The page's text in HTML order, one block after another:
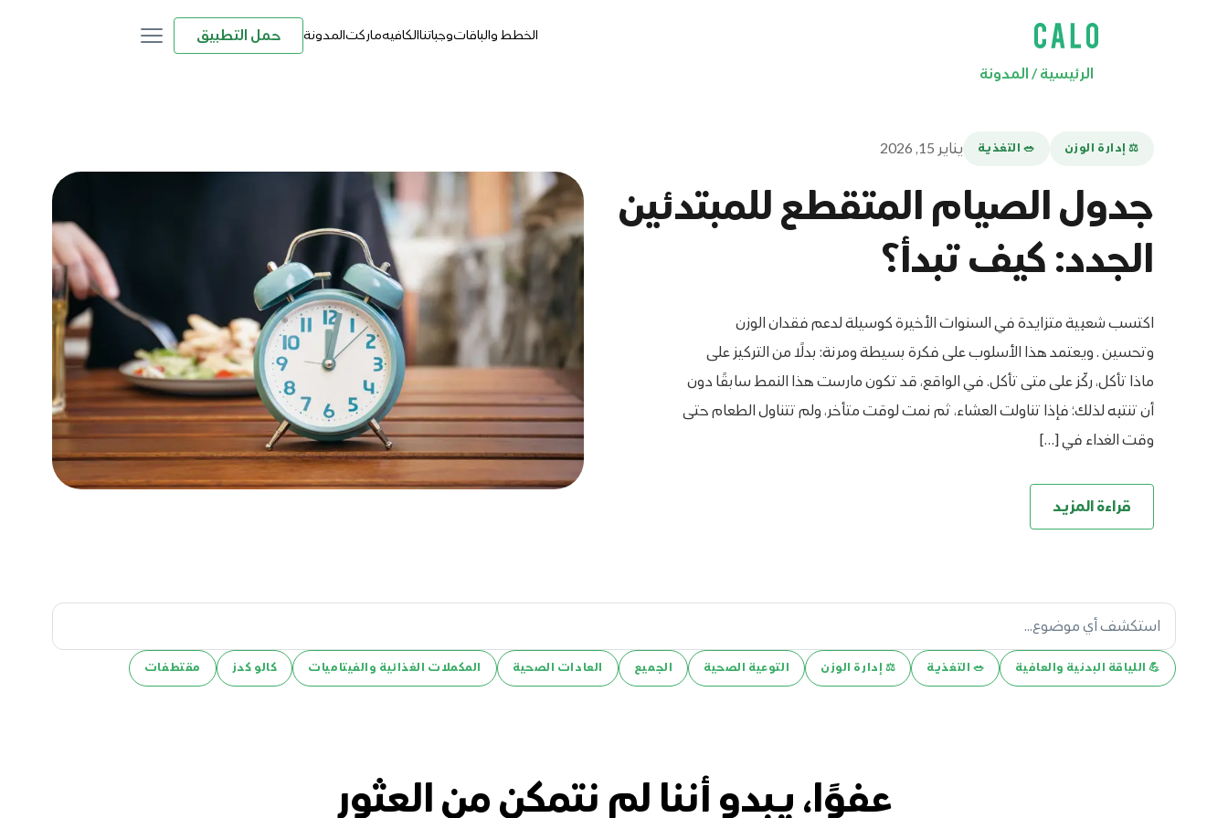
الخطط والباقاتوجباتناالكافيهماركتالمدونة حمل التطبيق
الرئيسية/ المدونة
⚖️ إدارة الوزن 🥗 التغذية يناير 15, 2026
جدول الصيام المتقطع للمبتدئين
الجدد: كيف تبدأ؟
اكتسب شعبية متزايدة في السنوات الأخيرة كوسيلة لدعم فقدان الوزن
وتحسين . ويعتمد هذا الأسلوب على فكرة بسيطة ومرنة: بدلًا من التركيز على
ماذا تأكل، ركّز على متى تأكل. في الواقع، قد تكون مارست هذا النمط سابقًا دون
أن تنتبه لذلك؛ فإذا تناولت العشاء، ثم نمت لوقت متأخر، ولم تتناول الطعام حتى
وقت الغداء في […]
قراءة المزيد
💪️ اللياقة البدنية والعافية 🥗 التغذية ⚖️ إدارة الوزن التوعية الصحية الجميع العادات الصحية المكملات الغذائية والفيتاميات كالو كدز مقتطفات
عفوًا، يبدو أننا لم نتمكن من العثور